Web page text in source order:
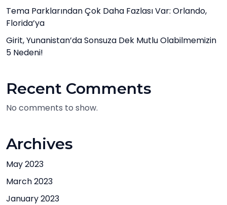
Tema Parklarından Çok Daha Fazlası Var: Orlando,
Florida’ya
Girit, Yunanistan’da Sonsuza Dek Mutlu Olabilmemizin
5 Nedeni!
Recent Comments
No comments to show.
Archives
May 2023
March 2023
January 2023